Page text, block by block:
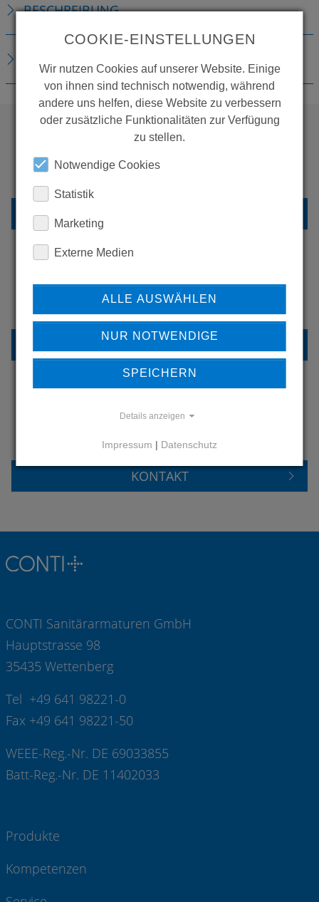
BESCHREIBUNG
PRODUKTE SEHEN?
ERFAHREN SIE MEHR ÜBER
UNSERE REFERENZEN
REFERENZEN
HABEN SIE FRAGEN?
KONTAKTIEREN SIE UNS
KONTAKT
CONTI Sanitärarmaturen GmbH
Hauptstrasse 98
35435 Wettenberg
Tel +49 641 98221-0
Fax +49 641 98221-50
WEEE-Reg.-Nr. DE 69033855
Batt-Reg.-Nr. DE 11402033
Produkte
Kompetenzen
COOKIE-EINSTELLUNGEN
Wir nutzen Cookies auf unserer Website. Einige
von ihnen sind technisch notwendig, während
andere uns helfen, diese Website zu verbessern
oder zusätzliche Funktionalitäten zur Verfügung
zu stellen.
Notwendige Cookies
Statistik
Marketing
Externe Medien
ALLE AUSWÄHLEN
NUR NOTWENDIGE
SPEICHERN
Details anzeigen
Impressum | Datenschutz